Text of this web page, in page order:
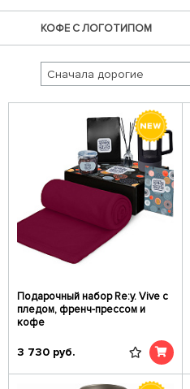
КОФЕ С ЛОГОТИПОМ
Подарочный набор Re:y. Vive с
пледом, френч-прессом и
кофе
3 730 руб.